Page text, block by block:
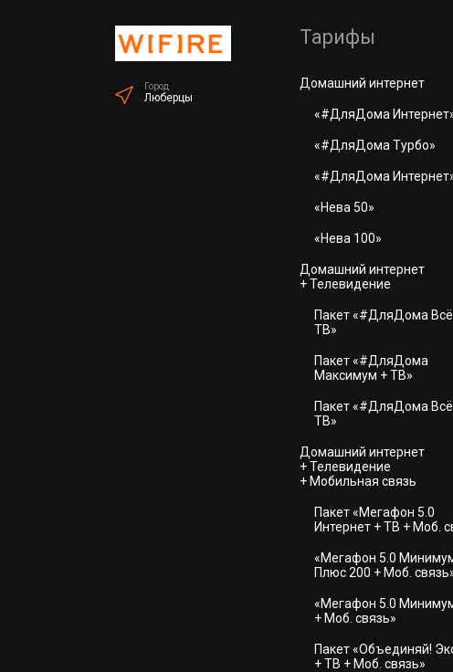
Город
Люберцы
Тарифы
Домашний интернет
«#ДляДома
«#ДляДома Турбо»
«#ДляДома
«Нева 50»
«Нева 100»
Домашний интернет
+ Телевидение
Пакет «#ДляДома
ТВ»
Пакет «#ДляДома
Максимум + ТВ»
Пакет «#ДляДома
ТВ»
Домашний интернет
+ Телевидение
+ Мобильная связь
Пакет «Мегафон 5.0
Интернет + ТВ + Моб.
«Мегафон 5.0
Плюс 200 + Моб.
«Мегафон 5.0
+ Моб. связь»
Пакет «Объединяй!
+ ТВ + Моб. связь»